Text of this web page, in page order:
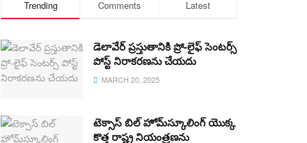
Trending Comments Latest
డెలావేర్ ప్రస్తుతానికి ప్రో-లైఫ్ సెంటర్స్
పోస్ట్ నిరాకరణను చేయదు
MARCH 20, 2025
టెక్సాస్ బిల్ హోమ్‌స్కూలింగ్ యొక్క
కొత్త రాష్ట్ర నియంత్రణను